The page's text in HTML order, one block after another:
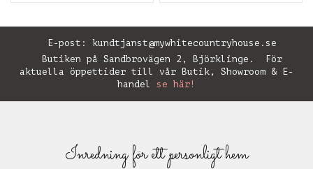
E-post: kundtjanst@mywhitecountryhouse.se
Butiken på Sandbrovägen 2, Björklinge. För
aktuella öppettider till vår Butik, Showroom & E-
handel se här!
Inredning för ett personligt hem